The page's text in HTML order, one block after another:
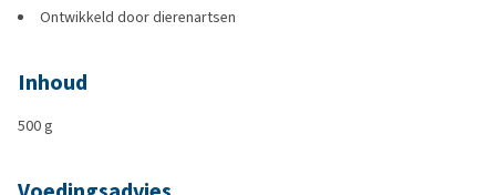
Ontwikkeld door dierenartsen
Inhoud
500 g